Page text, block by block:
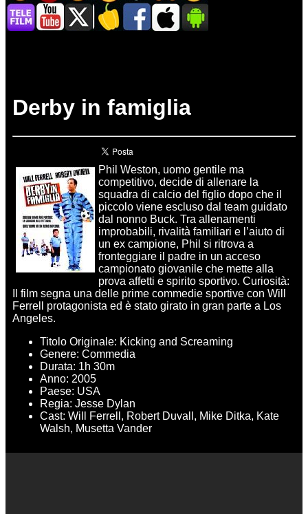
Derby in famiglia
Phil Weston, uomo gentile ma
competitivo, decide di allenare la
squadra di calcio del figlio dopo che il
piccolo viene escluso dal team guidato
dal nonno Buck. Tra allenamenti
improbabili, rivalità familiari e l’aiuto di
un ex campione, Phil si ritrova a
fronteggiare il padre in un acceso
campionato giovanile che mette alla
prova affetti e spirito sportivo. Curiosità:
Il film segna una delle prime commedie sportive con Will
Ferrell protagonista ed è stato girato in gran parte a Los
Angeles.
Titolo Originale: Kicking and Screaming
Genere: Commedia
Durata: 1h 30m
Anno: 2005
Paese: USA
Regia: Jesse Dylan
Cast: Will Ferrell, Robert Duvall, Mike Ditka, Kate
Walsh, Musetta Vander